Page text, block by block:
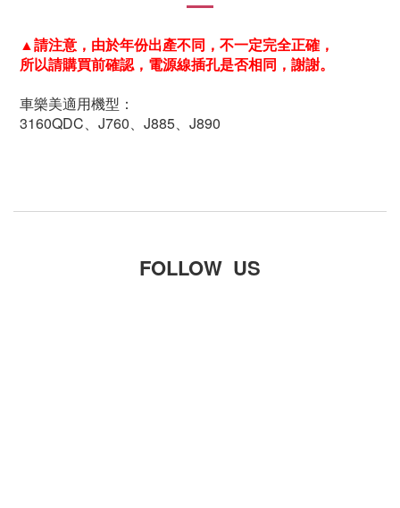
▲請注意，由於年份出產不同，不一定完全正確，
所以請購買前確認，電源線插孔是否相同，謝謝。
車樂美適用機型：
3160QDC、J760、J885、J890
FOLLOW US